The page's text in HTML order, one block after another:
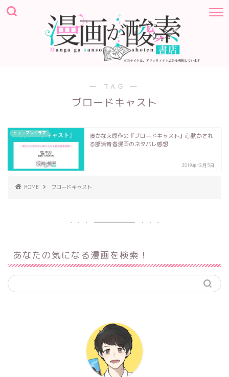
― TAG ―
ブロードキャスト
ヒューマンドラマ
湊かなえ原作の『ブロードキャスト』心動かされ
る部活青春漫画のネタバレ感想
2019年12月5日
HOME ブロードキャスト
あなたの気になる漫画を検索！